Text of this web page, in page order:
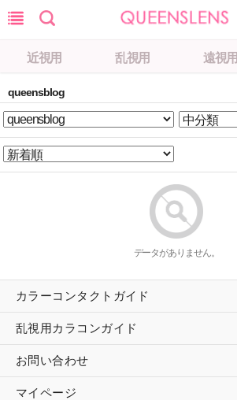
近視用 乱視用 遠視用
queensblog
データがありません。
カラーコンタクトガイド
乱視用カラコンガイド
お問い合わせ
マイページ